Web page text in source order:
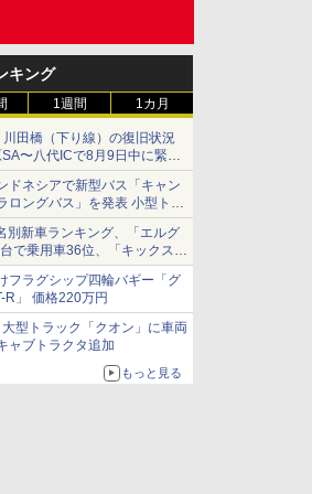
キング
1週間 1カ月
川田橋（下り線）の復旧状況
〜八代ICで8月9日中に緊急
ドネシアで新型バス「キャン
ロングバス」を発表 小型トラ
・旅客輸送向けバス
別新車ランキング、「エルグ
で乗用車36位、「キックス」
フラグシップ四輪バギー「グ
R」 価格220万円
型トラック「クオン」に車両
ャブトラクタ追加
もっと見る